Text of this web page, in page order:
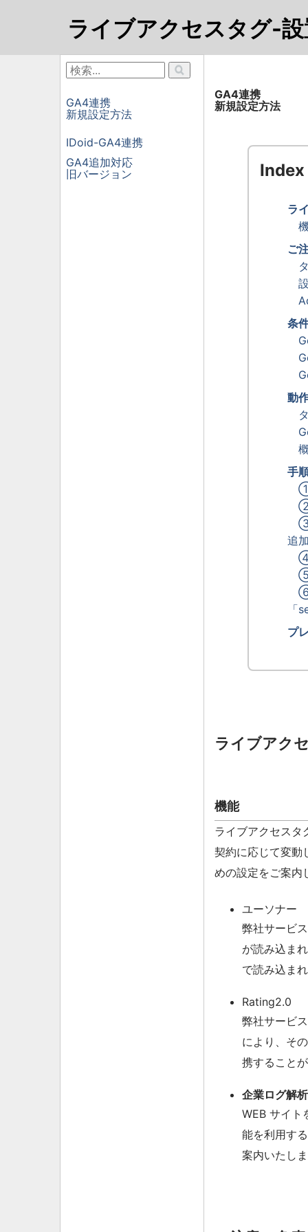
ライブアクセスタグ-
GA4連携
新規設定方法
IDoid-GA4連携
GA4追加対応
旧バージョン
GA4連携
新規設定方法
Index
ラ
ご
条
動
手
①
②
③
追
④
⑤
⑥
「
プ
ライブアク
機能
ライブアクセスタ
契約に応じて変動
めの設定をご案内
ユーソナー
弊社サービ
が読み込ま
で読み込ま
Rating2.0
弊社サービ
により、そ
携すること
企業ログ解
WEB サイト
能を利用す
案内いたし